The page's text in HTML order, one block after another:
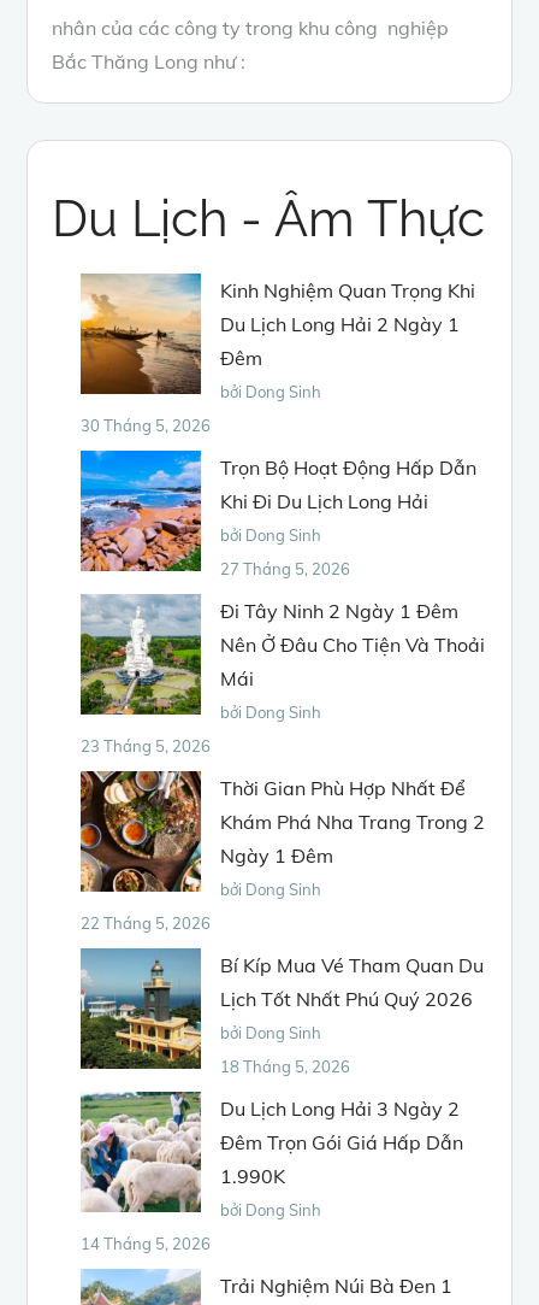
nhân của các công ty trong khu công nghiệp
Bắc Thăng Long như :
Du Lịch - Âm Thực
Kinh Nghiệm Quan Trọng Khi
Du Lịch Long Hải 2 Ngày 1
Đêm
bởi Dong Sinh
30 Tháng 5, 2026
Trọn Bộ Hoạt Động Hấp Dẫn
Khi Đi Du Lịch Long Hải
bởi Dong Sinh
27 Tháng 5, 2026
Đi Tây Ninh 2 Ngày 1 Đêm
Nên Ở Đâu Cho Tiện Và Thoải
Mái
bởi Dong Sinh
23 Tháng 5, 2026
Thời Gian Phù Hợp Nhất Để
Khám Phá Nha Trang Trong 2
Ngày 1 Đêm
bởi Dong Sinh
22 Tháng 5, 2026
Bí Kíp Mua Vé Tham Quan Du
Lịch Tốt Nhất Phú Quý 2026
bởi Dong Sinh
18 Tháng 5, 2026
Du Lịch Long Hải 3 Ngày 2
Đêm Trọn Gói Giá Hấp Dẫn
1.990K
bởi Dong Sinh
14 Tháng 5, 2026
Trải Nghiệm Núi Bà Đen 1